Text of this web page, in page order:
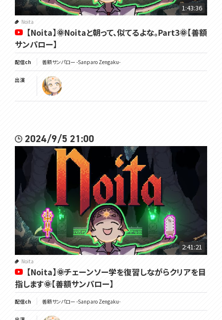
1:43:36
Noita
【Noita】🌞Noitaと朝って、似てるよな。Part3🌞【善額
サンパロー】
配信ch 善額サンパロー -Sanparo Zengaku-
出演
2024/9/5 21:00
2:41:21
Noita
【Noita】🌞チェーンソー学を復習しながらクリアを目
指します🌞【善額サンパロー】
配信ch 善額サンパロー -Sanparo Zengaku-